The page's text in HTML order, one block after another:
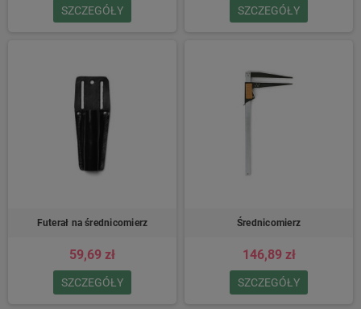
SZCZEGÓŁY SZCZEGÓŁY
Futerał na średnicomierz
59,69 zł
SZCZEGÓŁY
Średnicomierz
146,89 zł
SZCZEGÓŁY